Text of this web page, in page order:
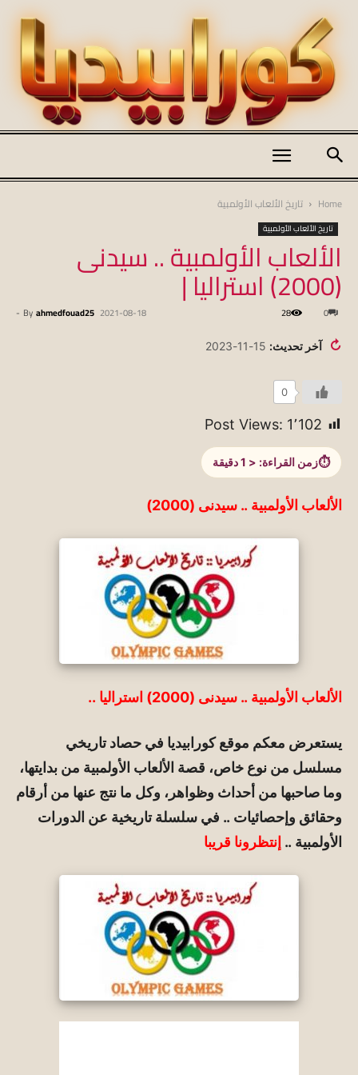
koraapedia
Home تاريخ الألعاب الأولمبية
تاريخ الألعاب الأولمبية
الألعاب الأولمبية .. سيدنى
(2000) استراليا |
By ahmedfouad25
- 2021-08-18 0
28
↻ آخر تحديث: 15-11-2023
0
Post Views: 1٬102
زمن القراءة: < 1 دقيقة
الألعاب الأولمبية .. سيدنى (2000)
الألعاب الأولمبية .. سيدنى (2000) استراليا ..
يستعرض معكم موقع كورابيديا في حصاد تاريخي
مسلسل من نوع خاص، قصة الألعاب الأولمبية من بدايتها،
وما صاحبها من أحداث وظواهر، وكل ما نتج عنها من أرقام
وحقائق وإحصائيات .. في سلسلة تاريخية عن الدورات
الأولمبية .. إنتظرونا قريبا